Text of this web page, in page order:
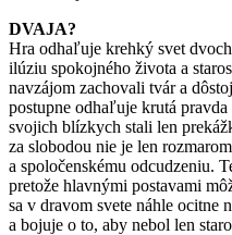
DVAJA?
Hra odhaľuje krehký svet
ilúziu spokojného života a
navzájom zachovali tvár a
postupne odhaľuje krutá
svojich blízkych stali len
za slobodou nie je len
a spoločenskému odcudzeniu.
pretože hlavnými postavami
sa v dravom svete náhle ocitne
a bojuje o to, aby nebol len